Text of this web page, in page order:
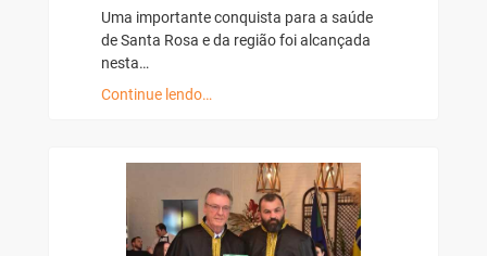
Uma importante conquista para a saúde
de Santa Rosa e da região foi alcançada
nesta…
Continue lendo…